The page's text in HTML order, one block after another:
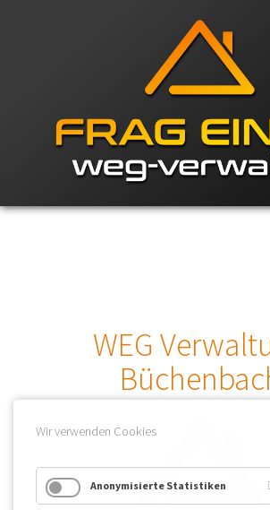
WEG
Wir verwenden Cookies
Anonymisierte Statistiken